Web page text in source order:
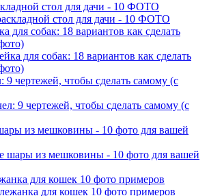
стол для дачи - 10 ФОТО
для собак: 18 вариантов как сделать
9 чертежей, чтобы сделать самому (с
из мешковины - 10 фото для вашей
для кошек 10 фото примеров